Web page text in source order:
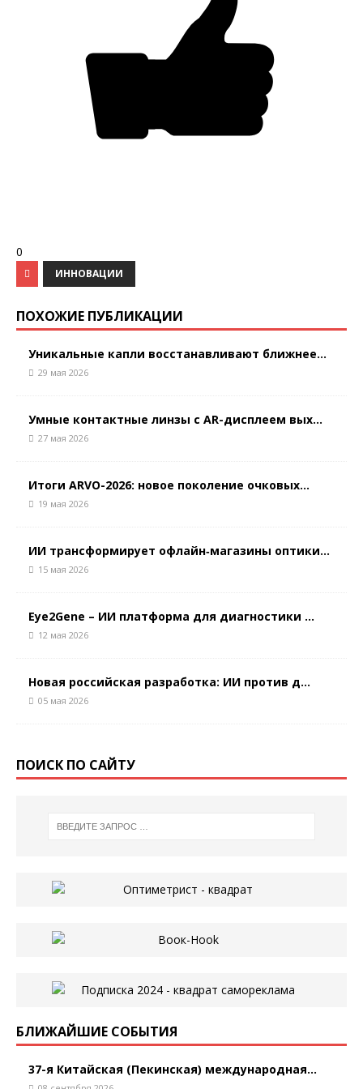
0
ИННОВАЦИИ
ПОХОЖИЕ ПУБЛИКАЦИИ
Уникальные капли восстанавливают ближнее...
29 мая 2026
Умные контактные линзы с AR-дисплеем вых...
27 мая 2026
Итоги ARVO-2026: новое поколение очковых...
19 мая 2026
ИИ трансформирует офлайн‑магазины оптики...
15 мая 2026
Eye2Gene – ИИ платформа для диагностики ...
12 мая 2026
Новая российская разработка: ИИ против д...
05 мая 2026
ПОИСК ПО САЙТУ
БЛИЖАЙШИЕ СОБЫТИЯ
37-я Китайская (Пекинская) международная...